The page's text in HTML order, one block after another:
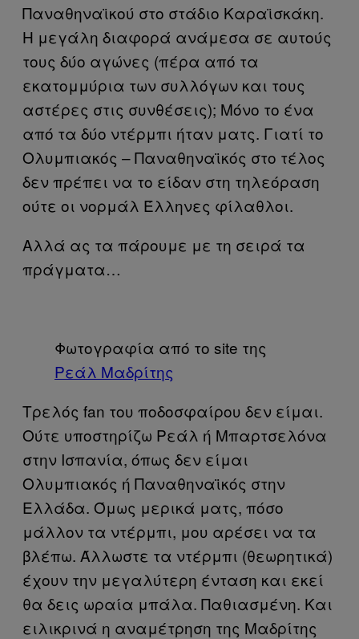
Παναθηναϊκού στο στάδιο Καραϊσκάκη.
Η μεγάλη διαφορά ανάμεσα σε αυτούς
τους δύο αγώνες (πέρα από τα
εκατομμύρια των συλλόγων και τους
αστέρες στις συνθέσεις); Μόνο το ένα
από τα δύο ντέρμπι ήταν ματς. Γιατί το
Ολυμπιακός – Παναθηναϊκός στο τέλος
δεν πρέπει να το είδαν στη τηλεόραση
ούτε οι νορμάλ Έλληνες φίλαθλοι.
Αλλά ας τα πάρουμε με τη σειρά τα
πράγματα…
Φωτογραφία από το site της
Ρεάλ Μαδρίτης
Τρελός fan του ποδοσφαίρου δεν είμαι.
Ούτε υποστηρίζω Ρεάλ ή Μπαρτσελόνα
στην Ισπανία, όπως δεν είμαι
Ολυμπιακός ή Παναθηναϊκός στην
Ελλάδα. Όμως μερικά ματς, πόσο
μάλλον τα ντέρμπι, μου αρέσει να τα
βλέπω. Άλλωστε τα ντέρμπι (θεωρητικά)
έχουν την μεγαλύτερη ένταση και εκεί
θα δεις ωραία μπάλα. Παθιασμένη. Και
ειλικρινά η αναμέτρηση της Μαδρίτης